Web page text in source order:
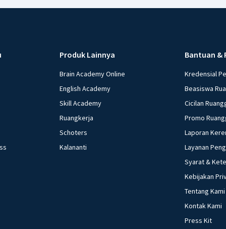
Produk Lainnya
Brain Academy Online
English Academy
Skill Academy
Ruangkerja
Schoters
Kalananti
Bantuan &
Kredensial
Beasiswa
Cicilan
Promo
Laporan
Layanan
Syarat &
Kebijakan
Tentang Kami
Kontak Kami
Press Kit